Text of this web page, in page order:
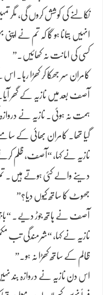
نکالنے کی کوشش کروں گی، مگر
انہیں بتانا ہو گا کہ تم نے
کسی کی امانت نہ کھائیں۔”
کامران سر جھکا کر کھڑا رہا۔
آصف بعد میں نازیہ کے گھر
ہمت نہ ہوئی۔ نازیہ نے
گیا تھا۔ کامران بھائی کے
نازیہ نے کہا، “آصف، ظلم کرنے
دینے والے کئی ہوتے ہیں۔ تم
جھوٹ کا ساتھ کیوں دیا؟”
آصف نے ہاتھ جوڑ دیے۔
نازیہ نے کہا، “شرمندگی تب
ظالم کے ساتھ کھڑا نہ ہو۔”
اس دن نازیہ نے دروازہ بند